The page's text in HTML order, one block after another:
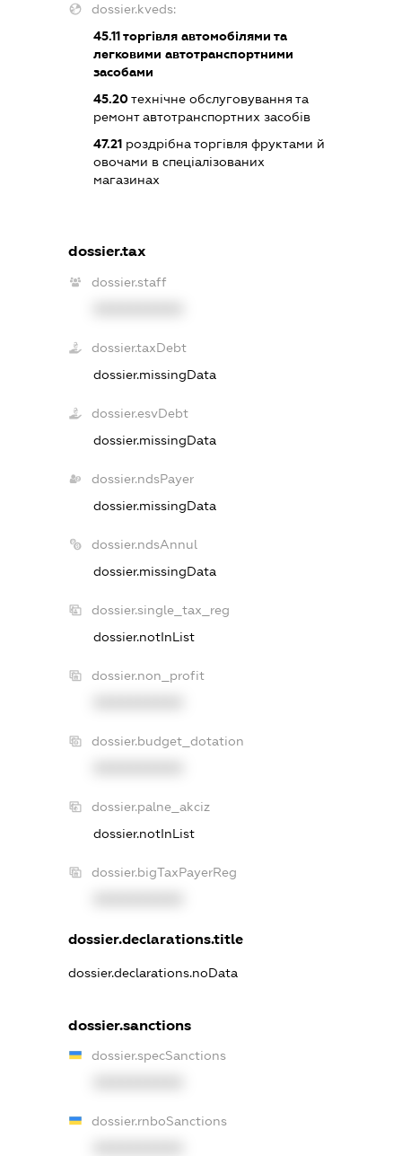
dossier.kveds:
45.11торгівля автомобілями та
легковими автотранспортними
засобами
45.20технічне обслуговування та
ремонт автотранспортних засобів
47.21 роздрібна торгівля фруктами й
овочами в спеціалізованих
магазинах
dossier.tax
dossier.staff
dossier.taxDebt
dossier.missingData
dossier.esvDebt
dossier.missingData
dossier.ndsPayer
dossier.missingData
dossier.ndsAnnul
dossier.missingData
dossier.single_tax_reg
dossier.notInList
dossier.non_profit
dossier.budget_dotation
dossier.palne_akciz
dossier.notInList
dossier.bigTaxPayerReg
dossier.declarations.title
dossier.declarations.noData
dossier.sanctions
dossier.specSanctions
dossier.rnboSanctions